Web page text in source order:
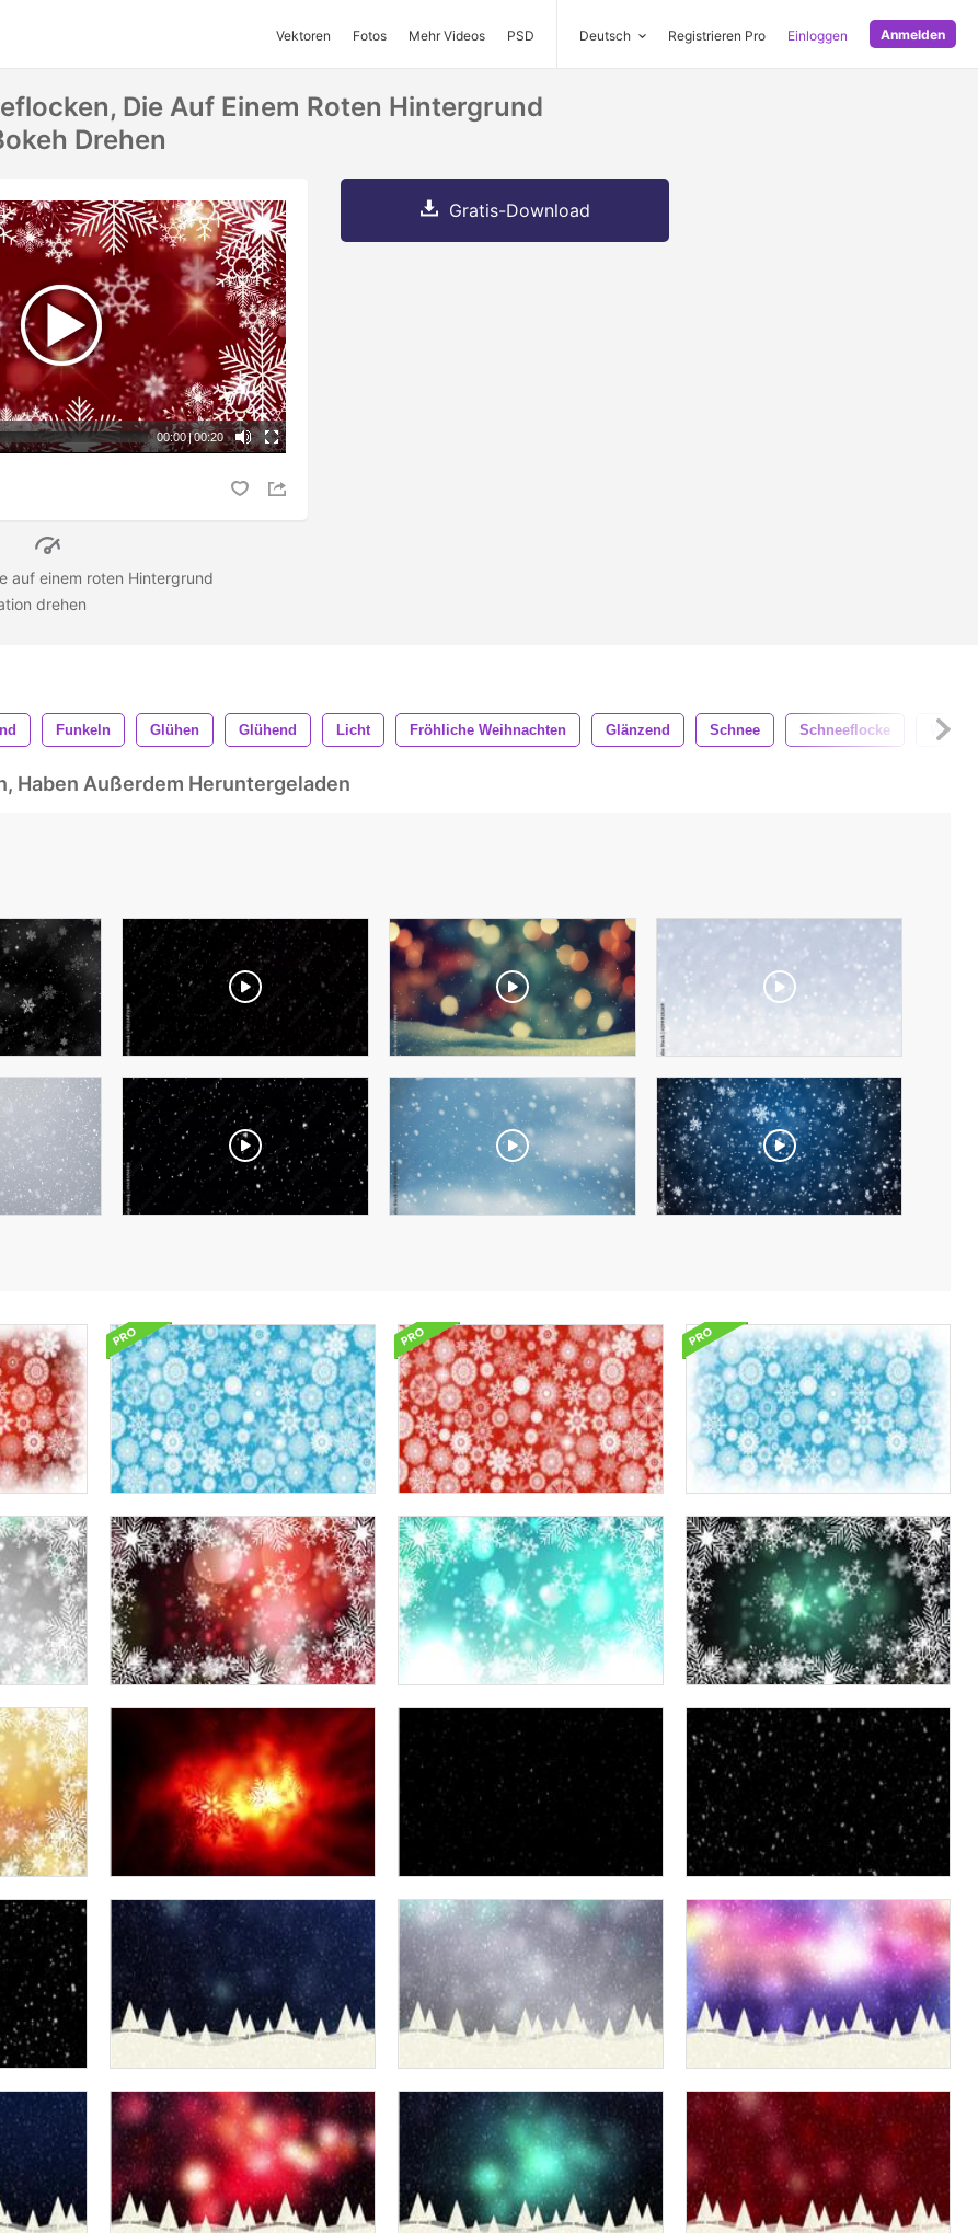
Vektoren Fotos Mehr Videos PSD Deutsch Registrieren Pro Einloggen Anmelden
Die Auf Einem Roten Hintergrund
Drehen
00:00|00:20
auf einem roten Hintergrund
drehen
Gratis-Download
Funkeln Glühen Glühend Licht Fröhliche Weihnachten Glänzend Schnee Schneeflocke Winter
Haben Außerdem Heruntergeladen